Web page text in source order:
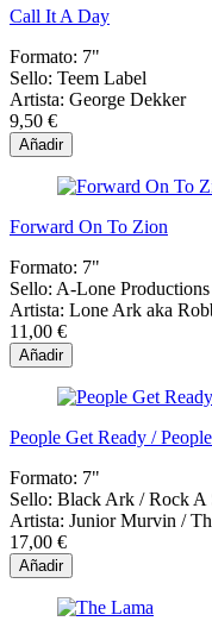
Call It A Day
Formato: 7"
Sello: Teem Label
Artista: George Dekker
9,50 €
Añadir
Forward On To Zion
Formato: 7"
Sello: A-Lone Productions
Artista: Lone Ark aka
11,00 €
Añadir
People Get Ready /
Formato: 7"
Sello: Black Ark / Rock A
Artista: Junior Murvin /
17,00 €
Añadir